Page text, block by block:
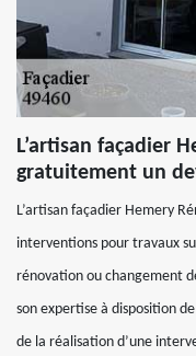
L’artisan façadier
gratuitement un
L’artisan façadier Hemery
interventions pour travaux
rénovation ou changement
son expertise à disposition
de la réalisation d’une